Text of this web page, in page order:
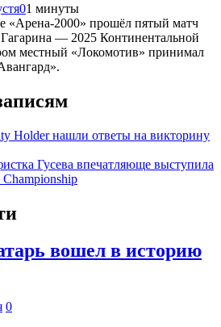
01 минуты
«Арена-2000» прошёл пятый матч
— 2025 Континентальной
местный «Локомотив» принимал
Holder нашли ответы на викторину
Гусева впечатляюще выступила
вошел в историю
0